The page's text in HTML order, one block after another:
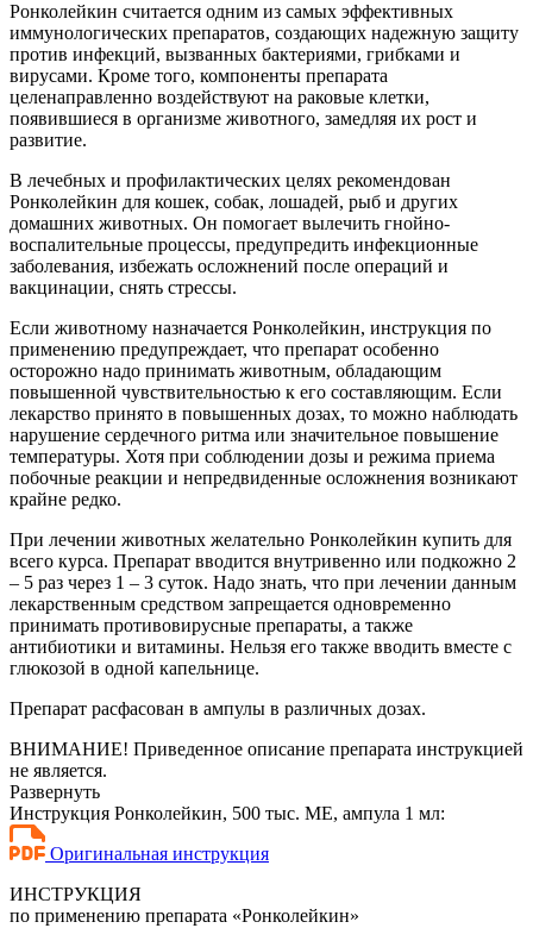
Ронколейкин считается одним из самых эффективных
иммунологических препаратов, создающих надежную защиту
против инфекций, вызванных бактериями, грибками и
вирусами. Кроме того, компоненты препарата
целенаправленно воздействуют на раковые клетки,
появившиеся в организме животного, замедляя их рост и
развитие.
В лечебных и профилактических целях рекомендован
Ронколейкин для кошек, собак, лошадей, рыб и других
домашних животных. Он помогает вылечить гнойно-
воспалительные процессы, предупредить инфекционные
заболевания, избежать осложнений после операций и
вакцинации, снять стрессы.
Если животному назначается Ронколейкин, инструкция по
применению предупреждает, что препарат особенно
осторожно надо принимать животным, обладающим
повышенной чувствительностью к его составляющим. Если
лекарство принято в повышенных дозах, то можно наблюдать
нарушение сердечного ритма или значительное повышение
температуры. Хотя при соблюдении дозы и режима приема
побочные реакции и непредвиденные осложнения возникают
крайне редко.
При лечении животных желательно Ронколейкин купить для
всего курса. Препарат вводится внутривенно или подкожно 2
– 5 раз через 1 – 3 суток. Надо знать, что при лечении данным
лекарственным средством запрещается одновременно
принимать противовирусные препараты, а также
антибиотики и витамины. Нельзя его также вводить вместе с
глюкозой в одной капельнице.
Препарат расфасован в ампулы в различных дозах.
ВНИМАНИЕ! Приведенное описание препарата инструкцией
не является.
Развернуть
Инструкция Ронколейкин, 500 тыс. МЕ, ампула 1 мл:
Оригинальная инструкция
ИНСТРУКЦИЯ
по применению препарата «Ронколейкин»